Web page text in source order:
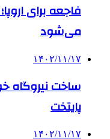
فاجعه برای
می‌شود
۱۴۰۲/۱۱/۱۷
پایتخت
۱۴۰۲/۱۱/۱۷